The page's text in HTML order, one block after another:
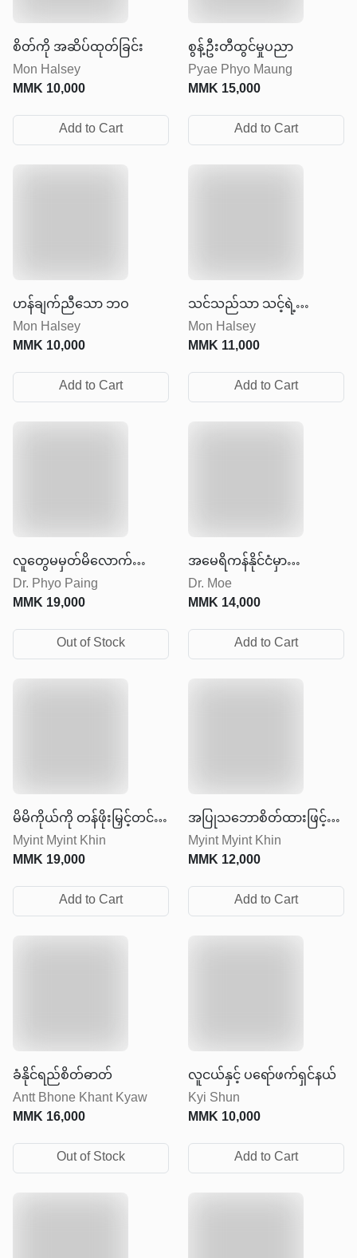
စိတ်ကို အဆိပ်ထုတ်ခြင်း
Mon Halsey
MMK10,000
Add to Cart
စွန့်ဦးတီထွင်မှုပညာ
Pyae Phyo Maung
MMK15,000
Add to Cart
ဟန်ချက်ညီသော ဘဝ
Mon Halsey
MMK10,000
Add to Cart
သင်သည်သာ သင့်ရဲ့
စကြဝဠာ
Mon Halsey
MMK11,000
Add to Cart
လူတွေမမှတ်မိလောက်အောင်
တိုးတက်ပြောင်းလဲလိုက်ပါ
Dr. Phyo Paing
MMK19,000
Out of Stock
အမေရိကန်နိုင်ငံမှာ
အောင်မြင်တဲ့ဘဝတစ်ခု
တည်ဆောက်မယ်ဆိုလျှင်
Dr. Moe
MMK14,000
Add to Cart
မိမိကိုယ်ကို တန်ဖိုးမြှင့်တင်
ခြင်း
Myint Myint Khin
MMK19,000
Add to Cart
အပြုသဘောစိတ်ထားဖြင့်
ရှင်သန်ခြင်း
Myint Myint Khin
MMK12,000
Add to Cart
ခံနိုင်ရည်စိတ်ဓာတ်
Antt Bhone Khant Kyaw
MMK16,000
Out of Stock
လူငယ်နှင့် ပရော်ဖက်ရှင်နယ်
Kyi Shun
MMK10,000
Add to Cart